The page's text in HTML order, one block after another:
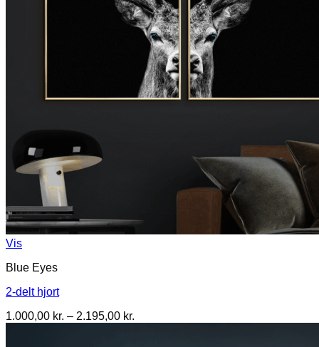
Vis
Blue Eyes
2-delt hjort
1.000,00 kr. – 2.195,00 kr.